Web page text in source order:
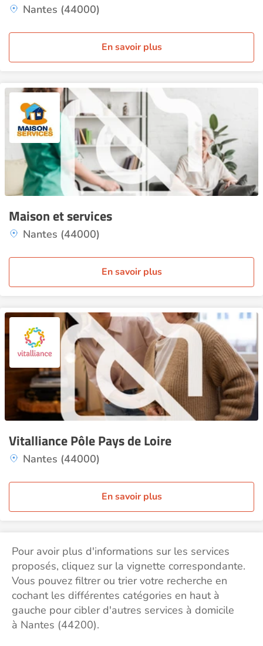
Nantes (44000)
En savoir plus
Maison et services
Nantes (44000)
En savoir plus
Vitalliance Pôle Pays de Loire
Nantes (44000)
En savoir plus
Pour avoir plus d'informations sur les services
proposés, cliquez sur la vignette correspondante.
Vous pouvez filtrer ou trier votre recherche en
cochant les différentes catégories en haut à
gauche pour cibler d'autres services à domicile
à Nantes (44200).